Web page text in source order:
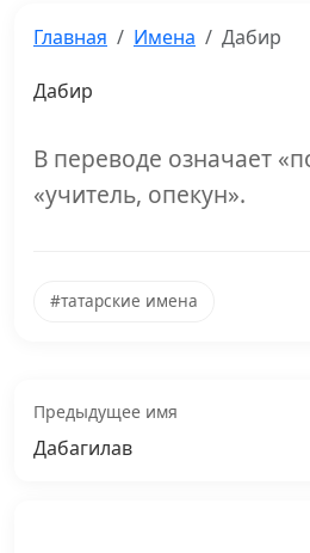
Главная Имена Дабир
Дабир
В переводе означает
«учитель, опекун».
#татарские имена
Предыдущее имя
Дабагилав